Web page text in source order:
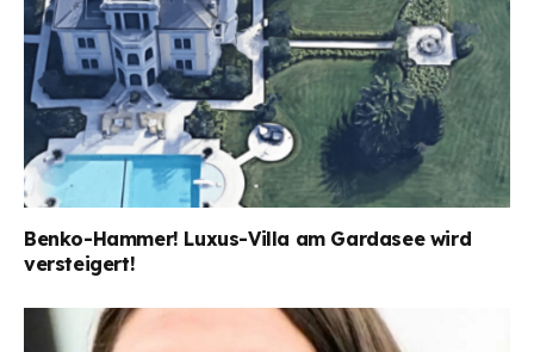
Benko-Hammer! Luxus-Villa am Gardasee wird
versteigert!